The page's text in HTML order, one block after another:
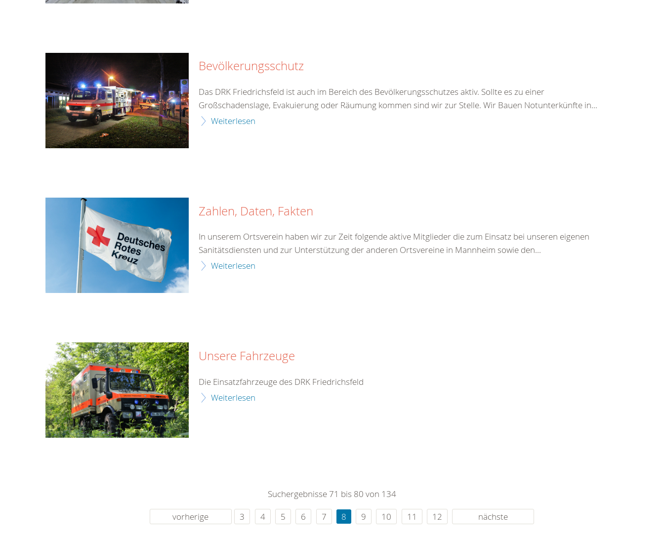
Bevölkerungsschutz
Das DRK Friedrichsfeld ist auch im Bereich des Bevölkerungsschutzes aktiv. Sollte es zu einer
Großschadenslage, Evakuierung oder Räumung kommen sind wir zur Stelle. Wir Bauen Notunterkünfte in...
Weiterlesen
Zahlen, Daten, Fakten
In unserem Ortsverein haben wir zur Zeit folgende aktive Mitglieder die zum Einsatz bei unseren eigenen
Sanitätsdiensten und zur Unterstützung der anderen Ortsvereine in Mannheim sowie den...
Weiterlesen
Unsere Fahrzeuge
Die Einsatzfahrzeuge des DRK Friedrichsfeld
Weiterlesen
Suchergebnisse 71 bis 80 von 134
vorherige
3 4 5 6 7 8 9 10 11 12 nächste